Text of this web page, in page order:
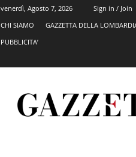
venerdì, Agosto 7, 2026
Sign in / Join
CHI SIAMO
GAZZETTA DELLA
PUBBLICITA’